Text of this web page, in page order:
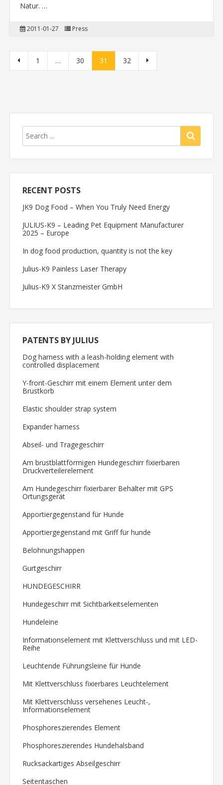
Natur. …
2011-01-27 Press
Bejegyzések lapozása
1 … 30 31 32
RECENT POSTS
JK9 Dog Food – When You Truly Need Energy
JULIUS-K9 – Leading Pet Equipment Manufacturer
2025 – Europe
In dog food production, quantity is not the key
Julius-K9 Painless Laser Therapy
Julius-K9 X Stanzmeister GmbH
PATENTS BY JULIUS
Dog harness with a leash-holding element with
controlled displacement
Y-front-Geschirr mit einem Element unter dem
Brustkorb
Elastic shoulder strap system
Expander harness
Abseil- und Tragegeschirr
Am brustblattförmigen Hundegeschirr fixierbaren
Druckverteilerelement
Am Hundegeschirr fixierbarer Behälter mit GPS
Ortungsgerät
Apportiergegenstand für Hunde
Apportiergegenstand mit Griff für hunde
Belohnungshappen
Gurtgeschirr
HUNDEGESCHIRR
Hundegeschirr mit Sichtbarkeitselementen
Hundeleine
Informationselement mit Klettverschluss und mit LED-
Reihe
Leuchtende Führungsleine für Hunde
Mit Klettverschluss fixierbares Leuchtelement
Mit Klettverschluss versehenes Leucht-,
Informationselement
Phosphoreszierendes Element
Phosphoreszierendes Hundehalsband
Rucksackartiges Abseilgeschirr
Seitentaschen